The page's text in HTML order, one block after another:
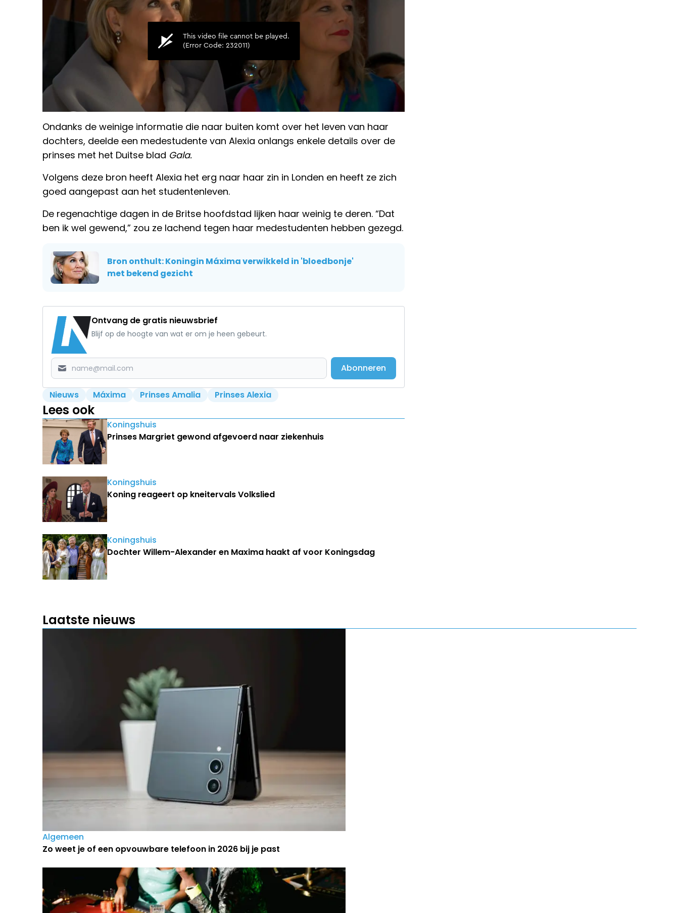
Ondanks de weinige informatie die naar buiten komt over het leven van haar
dochters, deelde een medestudente van Alexia onlangs enkele details over de
prinses met het Duitse blad Gala.
Volgens deze bron heeft Alexia het erg naar haar zin in Londen en heeft ze zich
goed aangepast aan het studentenleven.
De regenachtige dagen in de Britse hoofdstad lijken haar weinig te deren. “Dat
ben ik wel gewend,” zou ze lachend tegen haar medestudenten hebben gezegd.
Bron onthult: Koningin Máxima verwikkeld in 'bloedbonje'
met bekend gezicht
Ontvang de gratis nieuwsbrief
Blijf op de hoogte van wat er om je heen gebeurt.
Abonneren
Nieuws Máxima Prinses Amalia Prinses Alexia
Lees ook
Koningshuis
Prinses Margriet gewond afgevoerd naar ziekenhuis
Koningshuis
Koning reageert op kneitervals Volkslied
Koningshuis
Dochter Willem-Alexander en Maxima haakt af voor Koningsdag
Laatste nieuws
Algemeen
Zo weet je of een opvouwbare telefoon in 2026 bij je past